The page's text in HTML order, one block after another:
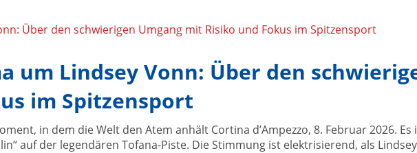
um Lindsey Vonn: Über den
im Spitzensport
in dem die Welt den Atem anhält Cortina d’Ampezzo, 8. Februar 2026.
auf der legendären Tofana-Piste. Die Stimmung ist elektrisierend, als